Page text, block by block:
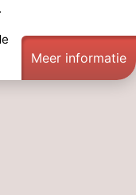
Meer informatie